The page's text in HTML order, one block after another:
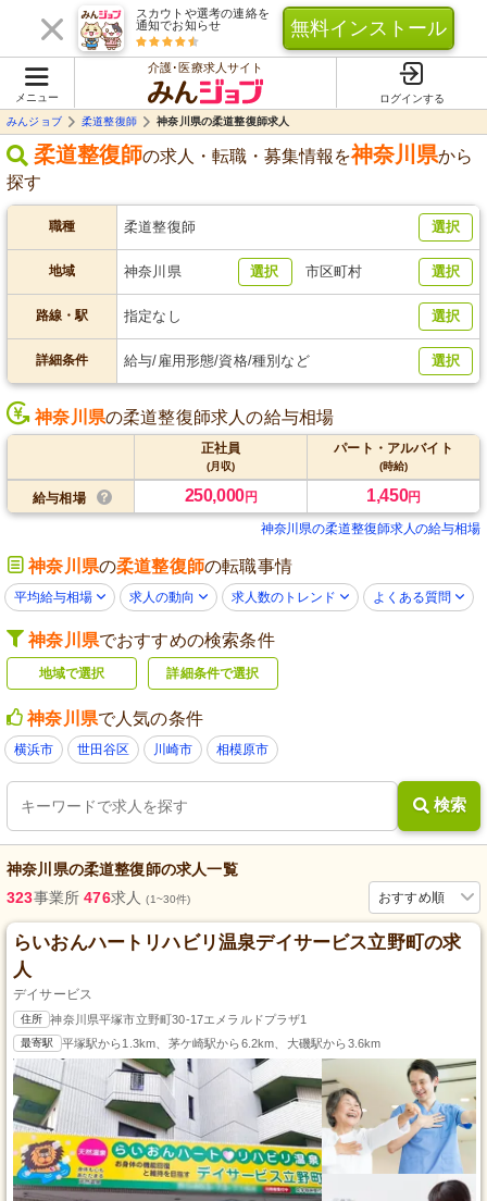
スカウトや選考の連絡を
通知でお知らせ
無料インストール
メニュー
介護･医療求人サイト
ログインする
みんジョブ
柔道整復師 神奈川県の柔道整復師求人
柔道整復師の求人・転職・募集情報を神奈川県から
探す
職種 柔道整復師 選択
地域 神奈川県 選択 市区町村 選択
路線・駅 指定なし 選択
詳細条件 給与/雇用形態/資格/種別など 選択
神奈川県の柔道整復師求人の給与相場
正社員
(月収)
パート・アルバイト
(時給)
給与相場 250,000円 1,450円
神奈川県の柔道整復師求人の給与相場
神奈川県の柔道整復師の転職事情
平均給与相場 求人の動向 求人数のトレンド よくある質問
神奈川県でおすすめの検索条件
地域で選択 詳細条件で選択
神奈川県で人気の条件
横浜市 世田谷区 川崎市 相模原市
検索
神奈川県の柔道整復師の求人一覧
おすすめ順
323事業所 476求人(1~30件)
らいおんハートリハビリ温泉デイサービス立野町の求
人
デイサービス
住所 神奈川県平塚市立野町30-17エメラルドプラザ1
最寄駅 平塚駅から1.3km、茅ケ崎駅から6.2km、大磯駅から3.6km